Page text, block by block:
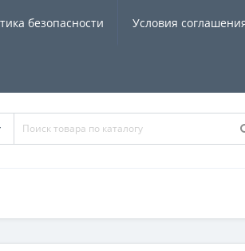
безопасности Условия